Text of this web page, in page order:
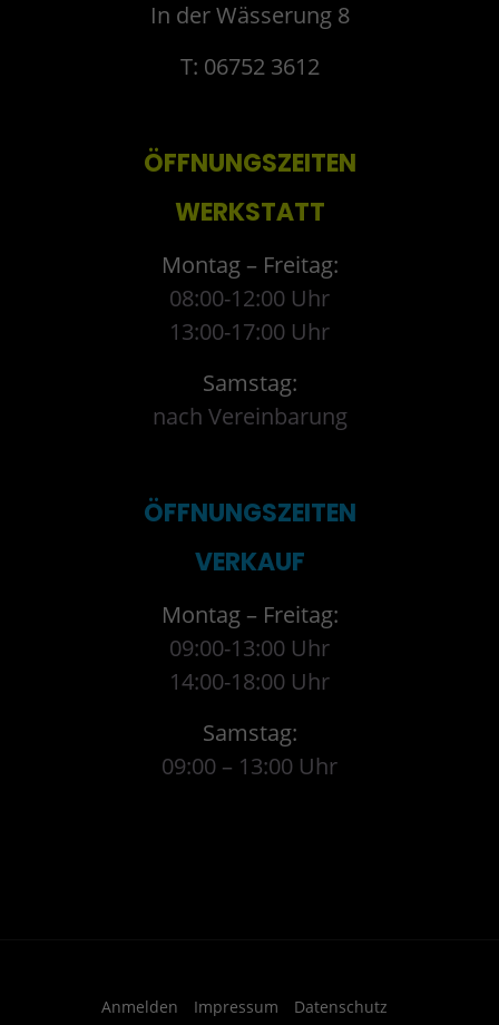
In der Wässerung 8
T: 06752 3612
ÖFFNUNGSZEITEN
WERKSTATT
Montag – Freitag:
08:00-12:00 Uhr
13:00-17:00 Uhr
Samstag:
nach Vereinbarung
ÖFFNUNGSZEITEN
VERKAUF
Montag – Freitag:
09:00-13:00 Uhr
14:00-18:00 Uhr
Samstag:
09:00 – 13:00 Uhr
Anmelden Impressum
Datenschutz